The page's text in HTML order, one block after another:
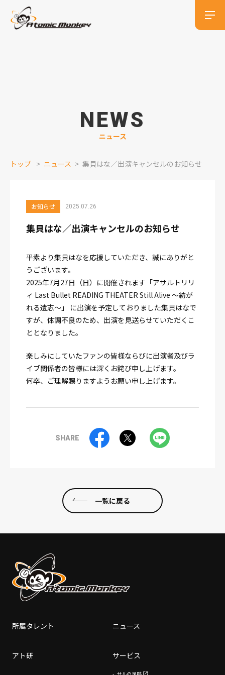
NEWS
ニュース
トップ ニュース 集貝はな／出演キャンセルのお知らせ
お知らせ 2025.07.26
集貝はな／出演キャンセルのお知らせ
平素より集貝はなを応援していただき、誠にありがと
うございます。
2025年7月27日（日）に開催されます「アサルトリリ
ィ Last Bullet READING THEATER Still Alive 〜紡が
れる遺志〜」 に出演を予定しておりました集貝はなで
すが、体調不良のため、出演を見送らせていただくこ
ととなりました。
楽しみにしていたファンの皆様ならびに出演者及びラ
イブ関係者の皆様には深くお詫び申し上げます。
何卒、ご理解賜りますようお願い申し上げます。
SHARE
一覧に戻る
所属タレント ニュース
アト研 サービス